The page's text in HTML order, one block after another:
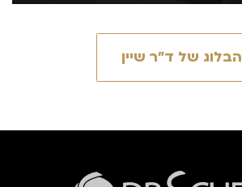
הבלוג של ד״ר שיין